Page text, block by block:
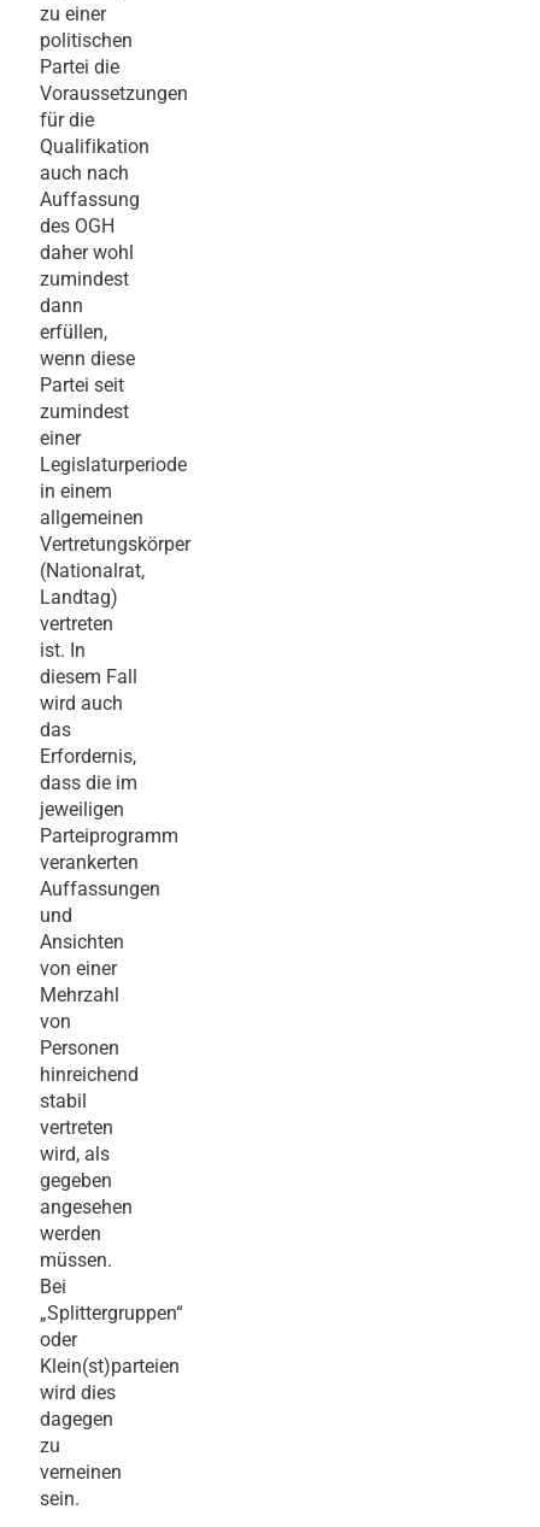
zu einer
politischen
Partei die
Voraussetzungen
für die
Qualifikation
auch nach
Auffassung
des OGH
daher wohl
zumindest
dann
erfüllen,
wenn diese
Partei seit
zumindest
einer
Legislaturperiode
in einem
allgemeinen
Vertretungskörper
(Nationalrat,
Landtag)
vertreten
ist. In
diesem Fall
wird auch
das
Erfordernis,
dass die im
jeweiligen
Parteiprogramm
verankerten
Auffassungen
und
Ansichten
von einer
Mehrzahl
von
Personen
hinreichend
stabil
vertreten
wird, als
gegeben
angesehen
werden
müssen.
Bei
„Splittergruppen“
oder
Klein(st)parteien
wird dies
dagegen
zu
verneinen
sein.